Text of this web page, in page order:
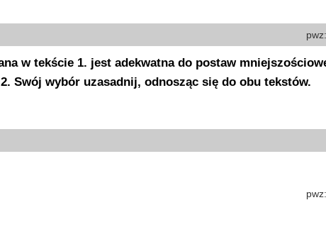
pwz:
w tekście 1. jest adekwatna do postaw
Swój wybór uzasadnij, odnosząc się do obu tekstów.
pwz: